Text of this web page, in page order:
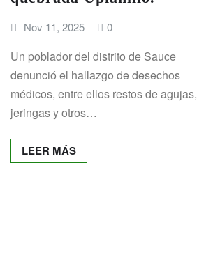
Nov 11, 2025 0
Un poblador del distrito de Sauce
denunció el hallazgo de desechos
médicos, entre ellos restos de agujas,
jeringas y otros…
LEER MÁS